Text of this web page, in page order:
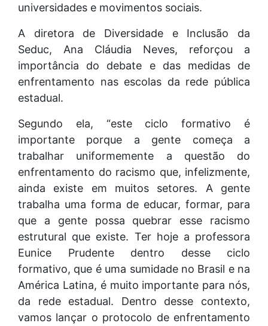
universidades e movimentos sociais.
A diretora de Diversidade e Inclusão da
Seduc, Ana Cláudia Neves, reforçou a
importância do debate e das medidas de
enfrentamento nas escolas da rede pública
estadual.
Segundo ela, “este ciclo formativo é
importante porque a gente começa a
trabalhar uniformemente a questão do
enfrentamento do racismo que, infelizmente,
ainda existe em muitos setores. A gente
trabalha uma forma de educar, formar, para
que a gente possa quebrar esse racismo
estrutural que existe. Ter hoje a professora
Eunice Prudente dentro desse ciclo
formativo, que é uma sumidade no Brasil e na
América Latina, é muito importante para nós,
da rede estadual. Dentro desse contexto,
vamos lançar o protocolo de enfrentamento